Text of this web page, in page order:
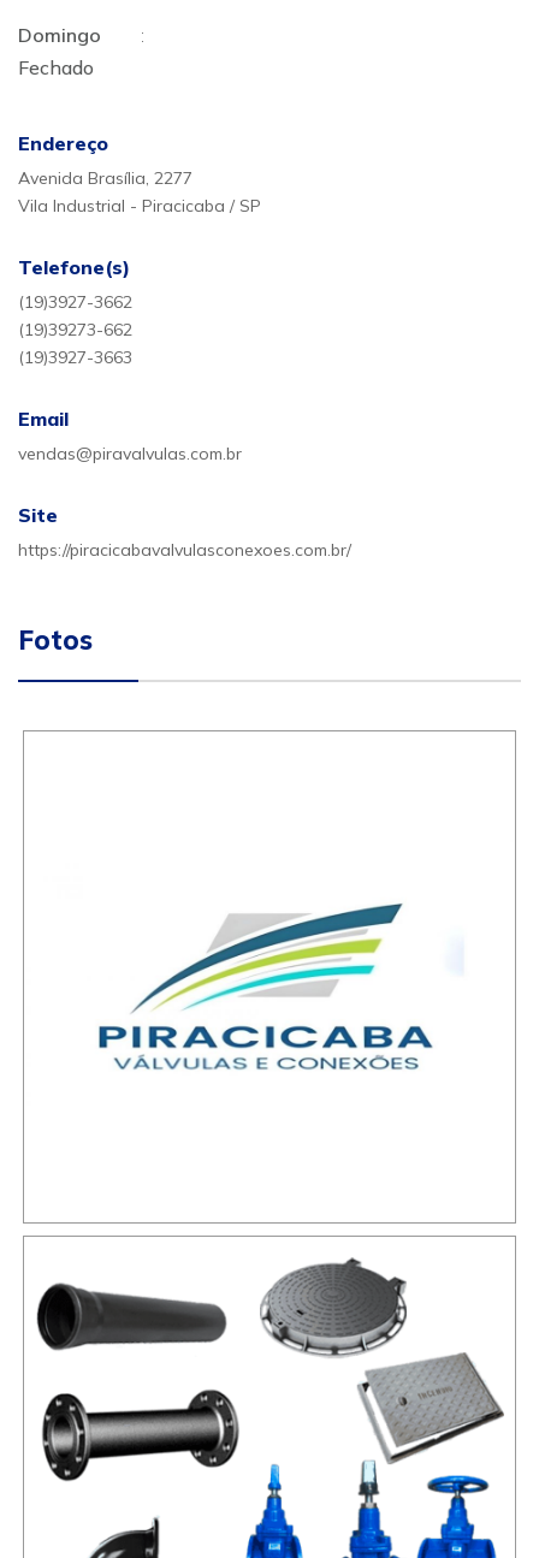
Domingo
:
Fechado
Endereço
Avenida Brasília, 2277
Vila Industrial - Piracicaba / SP
Telefone(s)
(19)3927-3662
(19)39273-662
(19)3927-3663
Email
vendas@piravalvulas.com.br
Site
https://piracicabavalvulasconexoes.com.br/
Fotos